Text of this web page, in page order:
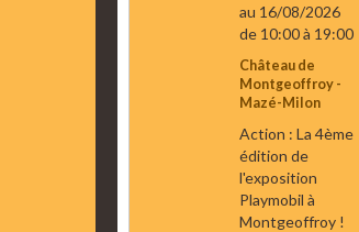
au 16/08/2026
de 10:00à 19:00
Château de
Montgeoffroy -
Mazé-Milon
Action : La 4ème
édition de
l'exposition
Playmobil à
Montgeoffroy !